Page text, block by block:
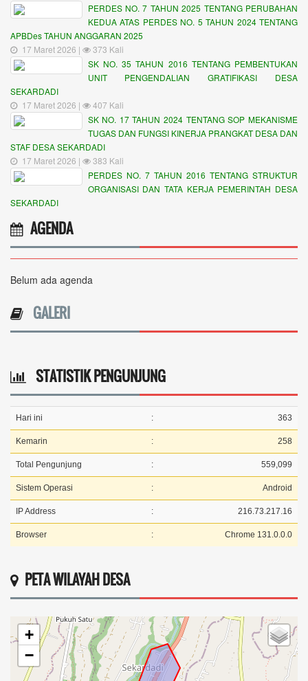
PERDES NO. 7 TAHUN 2025 TENTANG PERUBAHAN
KEDUA ATAS PERDES NO. 5 TAHUN 2024 TENTANG
APBDes TAHUN ANGGARAN 2025
17 Maret 2026 |
373 Kali
SK NO. 35 TAHUN 2016 TENTANG PEMBENTUKAN
UNIT PENGENDALIAN GRATIFIKASI DESA
SEKARDADI
17 Maret 2026 |
407 Kali
SK NO. 17 TAHUN 2024 TENTANG SOP MEKANISME
TUGAS DAN FUNGSI KINERJA PRANGKAT DESA DAN
STAF DESA SEKARDADI
17 Maret 2026 |
383 Kali
PERDES NO. 7 TAHUN 2016 TENTANG STRUKTUR
ORGANISASI DAN TATA KERJA PEMERINTAH DESA
SEKARDADI
AGENDA
Belum ada agenda
GALERI
STATISTIK PENGUNJUNG
Hari ini : 363
Kemarin : 258
Total Pengunjung : 559,099
Sistem Operasi : Android
IP Address : 216.73.217.16
Browser : Chrome 131.0.0.0
PETA WILAYAH DESA
+
−